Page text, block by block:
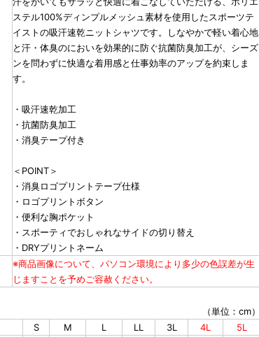
ステル100%ディンプルメッシュ素材を使用したスポーツテ
イストの吸汗速乾ニットシャツです。しなやかで軽い着心地
と汗・体臭のにおいを効果的に防ぐ抗菌防臭加工が、シーズ
ンを問わずに快適な着用感と仕事効率のアップを約束しま
す。
・吸汗速乾加工
・抗菌防臭加工
・消臭テープ付き
＜POINT＞
・消臭ロゴプリントテープ仕様
・ロゴプリントボタン
・便利な胸ポケット
・スポーティでおしゃれなサイドの切り替え
・DRYプリントネーム
※商品画像について、パソコン環境により多少の色誤差が生
じますことを予めご容赦ください。
（単位：cm）
S
M L LL 3L 4L
5L